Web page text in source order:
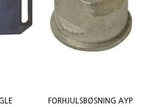
FORHJULSBØSNING AYP